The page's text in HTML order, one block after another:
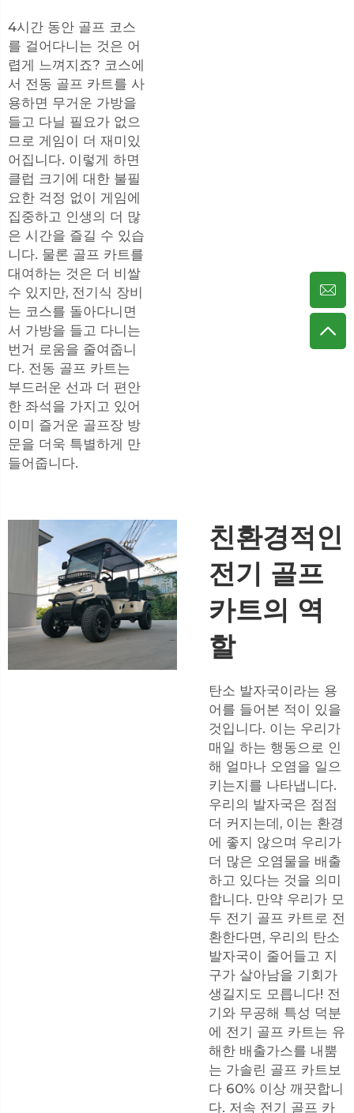
4시간 동안 골프 코스
를 걸어다니는 것은 어
렵게 느껴지죠? 코스에
서 전동 골프 카트를 사
용하면 무거운 가방을
들고 다닐 필요가 없으
므로 게임이 더 재미있
어집니다. 이렇게 하면
클럽 크기에 대한 불필
요한 걱정 없이 게임에
집중하고 인생의 더 많
은 시간을 즐길 수 있습
니다. 물론 골프 카트를
대여하는 것은 더 비쌀
수 있지만, 전기식 장비
는 코스를 돌아다니면
서 가방을 들고 다니는
번거 로움을 줄여줍니
다. 전동 골프 카트는
부드러운 선과 더 편안
한 좌석을 가지고 있어
이미 즐거운 골프장 방
문을 더욱 특별하게 만
들어줍니다.
친환경적인
전기 골프
카트의 역
할
탄소 발자국이라는 용
어를 들어본 적이 있을
것입니다. 이는 우리가
매일 하는 행동으로 인
해 얼마나 오염을 일으
키는지를 나타냅니다.
우리의 발자국은 점점
더 커지는데, 이는 환경
에 좋지 않으며 우리가
더 많은 오염물을 배출
하고 있다는 것을 의미
합니다. 만약 우리가 모
두 전기 골프 카트로 전
환한다면, 우리의 탄소
발자국이 줄어들고 지
구가 살아남을 기회가
생길지도 모릅니다! 전
기와 무공해 특성 덕분
에 전기 골프 카트는 유
해한 배출가스를 내뿜
는 가솔린 골프 카트보
다 60% 이상 깨끗합니
다. 저속 전기 골프 카